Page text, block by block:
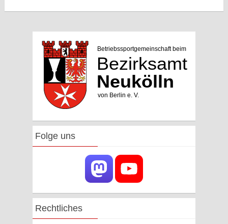
Folge uns
Rechtliches